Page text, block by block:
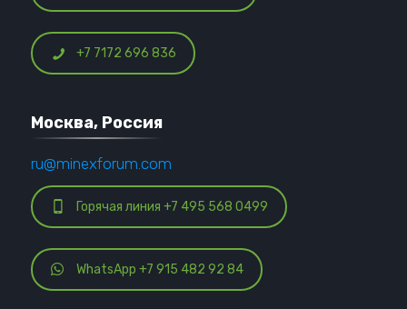
+7 7172 696 836
Москва, Россия
ru@minexforum.com
Горячая линия +7 495 568 0499
WhatsApp +7 915 482 92 84